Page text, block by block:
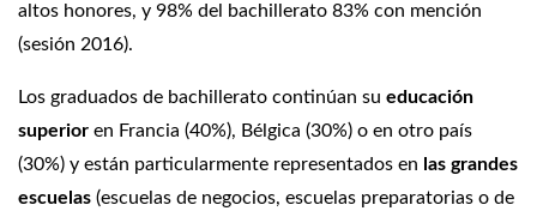
altos honores, y 98% del bachillerato 83% con mención
(sesión 2016).
Los graduados de bachillerato continúan su educación
superior en Francia (40%), Bélgica (30%) o en otro país
(30%) y están particularmente representados en las grandes
escuelas (escuelas de negocios, escuelas preparatorias o de